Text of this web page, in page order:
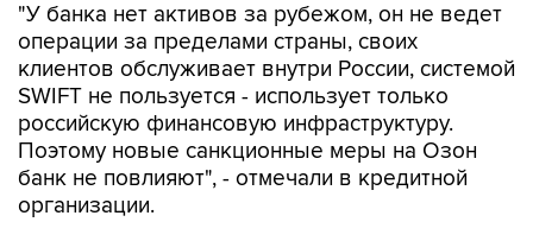
"У банка нет активов за рубежом, он не ведет
операции за пределами страны, своих
клиентов обслуживает внутри России, системой
SWIFT не пользуется - использует только
российскую финансовую инфраструктуру.
Поэтому новые санкционные меры на Озон
банк не повлияют", - отмечали в кредитной
организации.